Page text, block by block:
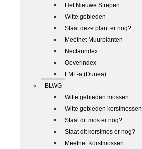
Het Nieuwe Strepen
Witte gebieden
Staat deze plant er nog?
Meetnet Muurplanten
Nectarindex
Oeverindex
LMF-a (Dunea)
BLWG
Witte gebieden mossen
Witte gebieden korstmossen
Staat dit mos er nog?
Staat dit korstmos er nog?
Meetnet Korstmossen